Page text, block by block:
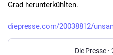
Grad herunterkühlten.
diepresse.com/20038812/
Die Presse ·